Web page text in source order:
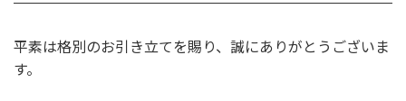
平素は格別のお引き立てを賜り、誠にありがとうございま
す。